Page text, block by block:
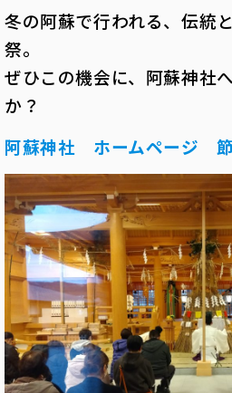
冬の阿蘇で行われる、伝統
祭。
ぜひこの機会に、阿蘇神社
か？
阿蘇神社 ホームページ